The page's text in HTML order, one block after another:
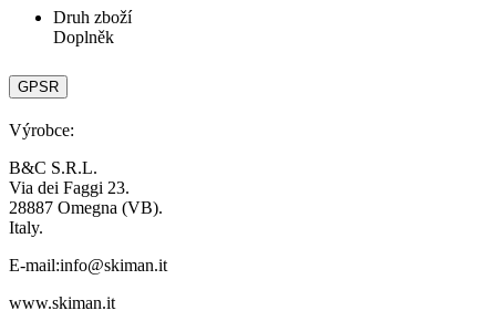
Druh zboží
Doplněk
GPSR
Výrobce:
B&C S.R.L.
Via dei Faggi 23.
28887 Omegna (VB).
Italy.
E-mail:info@skiman.it
www.skiman.it